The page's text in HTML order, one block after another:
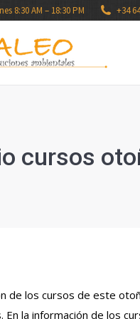
8:30 AM – 18:30 PM +34
cursos
de los cursos de este
En la información de los